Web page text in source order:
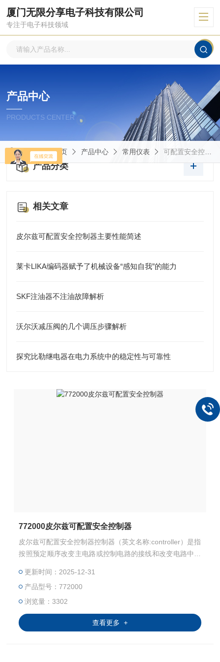
厦门无限分享电子科技有限公司
专注于电子科技领域
产品中心
PRODUCTS CENTER
当前位置：首页 产品中心 常用仪表 可配置安全控制器
产品分类
相关文章
皮尔兹可配置安全控制器主要性能简述
莱卡LIKA编码器赋予了机械设备“感知自我”的能力
SKF注油器不注油故障解析
沃尔沃减压阀的几个调压步骤解析
探究比勒继电器在电力系统中的稳定性与可靠性
772000皮尔兹可配置安全控制器
皮尔兹可配置安全控制器控制器（英文名称:controller）是指
按照预定顺序改变主电路或控制电路的接线和改变电路中电
由程序计数器、指令寄存器、指令译码器、时序产生器和操
作控制器组成，它是发布命令的“决策机构“，即完成协调和
指挥整个计算机系统的操作。
更新时间：2025-12-31
产品型号：772000
浏览量：3302
查看更多 +